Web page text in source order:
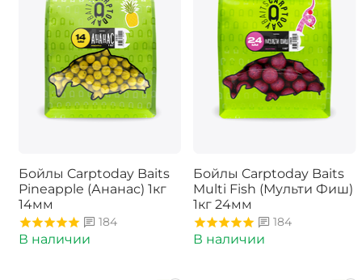
Бойлы Carptoday Baits
Pineapple (Ананас) 1кг
14мм
184
В наличии
Бойлы Carptoday Baits
Multi Fish (Мульти Фиш)
1кг 24мм
184
В наличии